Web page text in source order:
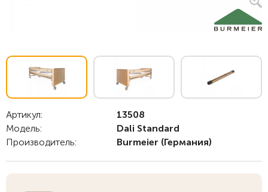
Артикул:
13508
Модель:
Dali Standard
Производитель:
Burmeier (Германия)